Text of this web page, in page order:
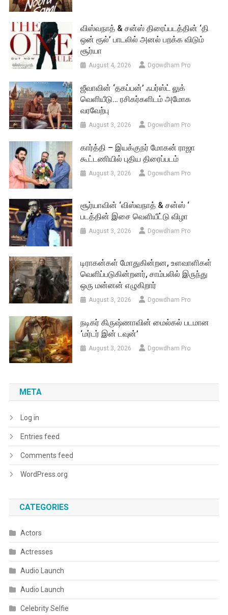
விஸ்வநாத் & சன்ஸ் திரைப்படத்தின் ‘தி
ஒன் ரூல்’ பாடலில் அனல் பறக்க விடும்
சூர்யா
August 4, 2026 Dgowdham Pro
ஜீவாவின் ‘தகப்பன்’ ஃபர்ஸ்ட் லுக்
வெளியீடு… ரசிகர்களிடம் அமோக
வரவேற்பு
August 3, 2026 Dgowdham Pro
கார்த்தி – இயக்குநர் மோகன் ராஜா
கூட்டணியில் புதிய திரைப்படம்
August 3, 2026 Dgowdham Pro
சூர்யாவின் ‘விஸ்வநாத் & சன்ஸ் ‘
படத்தின் இசை வெளியீட்டு விழா
August 3, 2026 Dgowdham Pro
டிராகன்கள் மோதுகின்றன, உளவாளிகள்
வெளிப்படுகின்றனர், சாம்பலில் இருந்து
ஒரு மன்னன் எழுகிறார்
August 3, 2026 Dgowdham Pro
நடிகர் கிருஷ்ணாவின் மைல்கல் படமான
‘மர்டர் இன் டவுன்’
August 3, 2026 Dgowdham Pro
META
Log in
Entries feed
Comments feed
WordPress.org
CATEGORIES
Actors
Actresses
Audio Launch
Audio Launch
Celebrity Selfie